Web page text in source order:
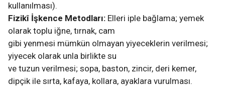
kullanılması).
Fizikî İşkence Metodları: Elleri iple bağlama; yemek
olarak toplu iğne, tırnak, cam
gibi yenmesi mümkün olmayan yiyeceklerin verilmesi;
yiyecek olarak unla birlikte su
ve tuzun verilmesi; sopa, baston, zincir, deri kemer,
dipçik ile sırta, kafaya, kollara, ayaklara vurulması.